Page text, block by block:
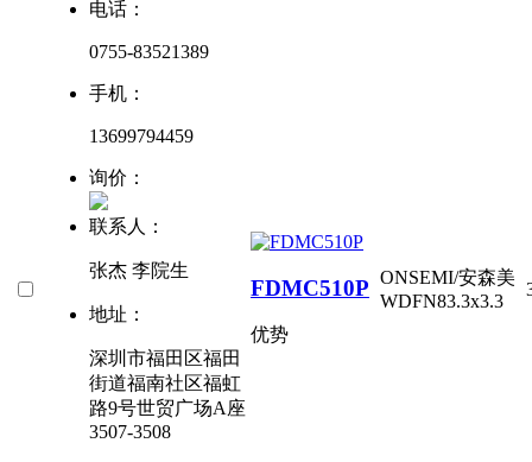
电话：
0755-83521389
手机：
13699794459
询价：
联系人：
张杰 李院生
地址：
深圳市福田区福田
街道福南社区福虹
路9号世贸广场A座
3507-3508
FDMC510P
优势
ONSEMI/安森美
WDFN83.3x3.3